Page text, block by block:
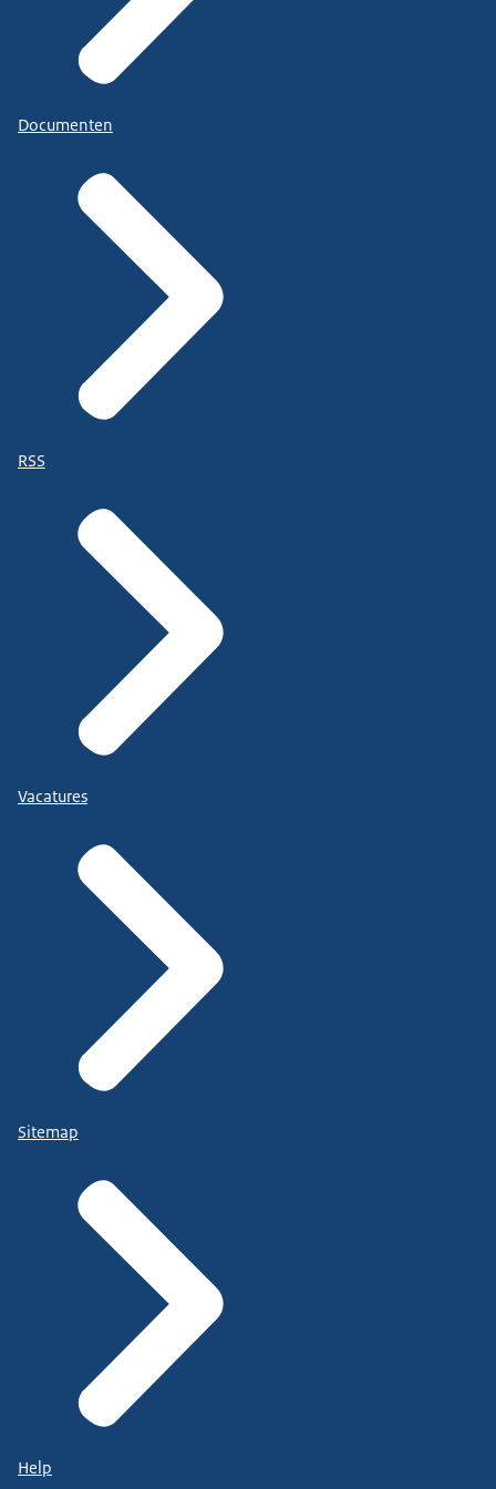
Documenten
RSS
Vacatures
Sitemap
Help